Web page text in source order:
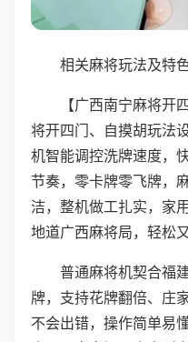
相关麻将玩法及特
【广西南宁麻将开
将开四门、自摸胡玩法
机智能调控洗牌速度，
节奏，零卡牌零飞牌，
洁，整机做工扎实，家
地道广西麻将局，轻松又
普通麻将机契合福
牌，支持花牌翻倍、庄
不会出错，操作简单易